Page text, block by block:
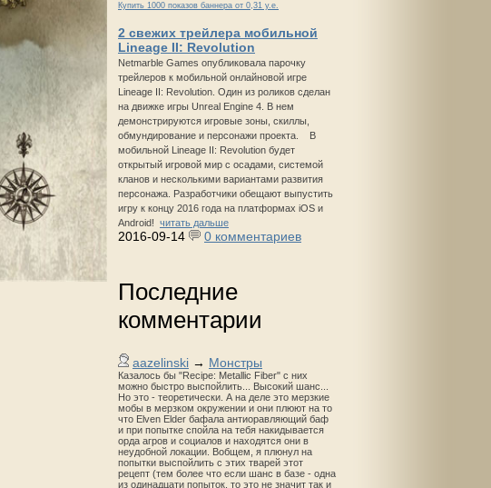
Купить 1000 показов баннера от 0,31 у.е.
2 свежих трейлера мобильной
Lineage II: Revolution
Netmarble Games опубликовала парочку
трейлеров к мобильной онлайновой игре
Lineage II: Revolution. Один из роликов сделан
на движке игры Unreal Engine 4. В нем
демонстрируются игровые зоны, скиллы,
обмундирование и персонажи проекта. В
мобильной Lineage II: Revolution будет
открытый игровой мир с осадами, системой
кланов и несколькими вариантами развития
персонажа. Разработчики обещают выпустить
игру к концу 2016 года на платформах iOS и
Android! читать дальше
2016-09-14 0 комментариев
Последние
комментарии
aazelinski → Монстры
Казалось бы "Recipe: Metallic Fiber" с них
можно быстро выспойлить... Высокий шанс...
Но это - теоретически. А на деле это мерзкие
мобы в мерзком окружении и они плюют на то
что Elven Elder бафала антиоравляющий баф
и при попытке спойла на тебя накидывается
орда агров и социалов и находятся они в
неудобной локации. Вобщем, я плюнул на
попытки выспойлить с этих тварей этот
рецепт (тем более что если шанс в базе - одна
из одинадцати попыток, то это не значит так и